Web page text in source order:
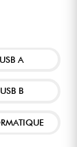
USB A
USB B